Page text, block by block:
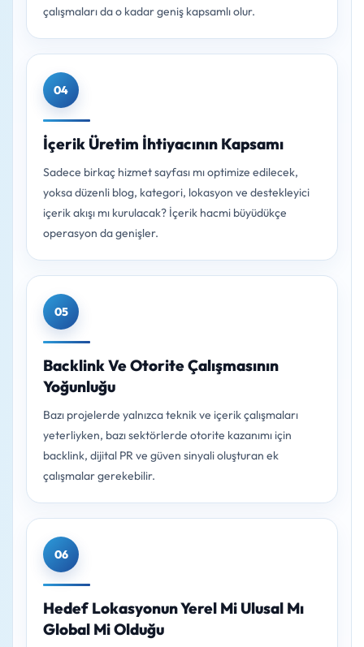
çalışmaları da o kadar geniş kapsamlı olur.
04
İçerik Üretim İhtiyacının Kapsamı
Sadece birkaç hizmet sayfası mı optimize edilecek,
yoksa düzenli blog, kategori, lokasyon ve destekleyici
içerik akışı mı kurulacak? İçerik hacmi büyüdükçe
operasyon da genişler.
05
Backlink Ve Otorite Çalışmasının
Yoğunluğu
Bazı projelerde yalnızca teknik ve içerik çalışmaları
yeterliyken, bazı sektörlerde otorite kazanımı için
backlink, dijital PR ve güven sinyali oluşturan ek
çalışmalar gerekebilir.
06
Hedef Lokasyonun Yerel Mi Ulusal Mı
Global Mi Olduğu